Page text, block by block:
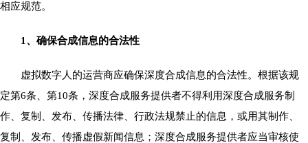
相应规范。
1、确保合成信息的合法性
虚拟数字人的运营商应确保深度合成信息的合法性。根据该规
定第6条、第10条，深度合成服务提供者不得利用深度合成服务制
作、复制、发布、传播法律、行政法规禁止的信息，或用其制作、
复制、发布、传播虚假新闻信息；深度合成服务提供者应当审核使